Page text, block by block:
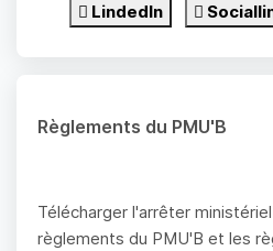
LindedIn
Règlements du PMU'B
Télécharger l'arrêter
règlements du PMU'B et les